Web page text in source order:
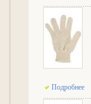
Подробнее